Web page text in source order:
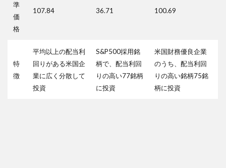
準
価
格
107.84 36.71 100.69
特
徴
平均以上の配当利
回りがある米国企
業に広く分散して
投資
S&P500採用銘
柄で、配当利回
りの高い77銘柄
に投資
米国財務優良企業
のうち、配当利回
りの高い銘柄75銘
柄に投資